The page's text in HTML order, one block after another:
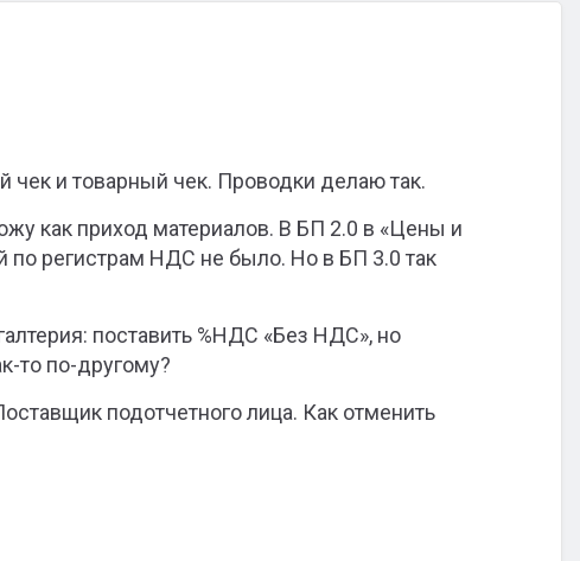
чек и товарный чек. Проводки делаю так.
как приход материалов. В БП 2.0 в «Цены и
по регистрам НДС не было. Но в БП 3.0 так
поставить %НДС «Без НДС», но
то по-другому?
подотчетного лица. Как отменить